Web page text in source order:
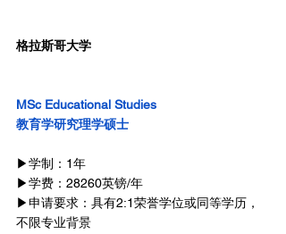
格拉斯哥大学
MSc Educational Studies
教育学研究理学硕士
▶学制：1年
▶学费：28260英镑/年
▶申请要求：具有2:1荣誉学位或同等学历，
不限专业背景